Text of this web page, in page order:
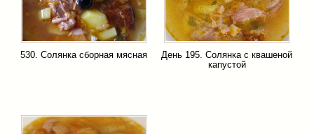
530. Солянка сборная мясная
День 195. Солянка с квашеной
капустой